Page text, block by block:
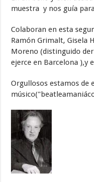
muestra y nos guía
Colaboran en esta
Ramón Grimalt, Gisela
Moreno (distinguido
ejerce en Barcelona ),y
Orgullosos estamos de